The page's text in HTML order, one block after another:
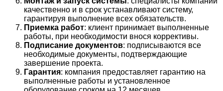
качественно и в срок устанавливают систему,
гарантируя выполнение всех обязательств.
Приемка работ: клиент принимает выполненные
работы, при необходимости внося коррективы.
Подписание документов: подписываются все
необходимые документы, подтверждающие
завершение проекта.
Гарантия: компания предоставляет гарантию на
выполненные работы и установленное